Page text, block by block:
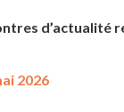
d’actualité
2026